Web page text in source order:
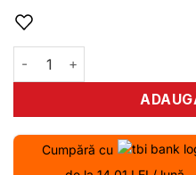
Cantitate Patine TEMPISH
Cumpără cu